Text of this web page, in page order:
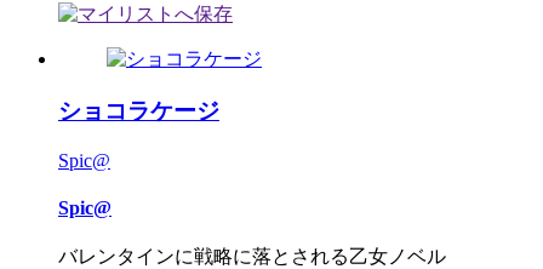
ショコラケージ
Spic@
Spic@
バレンタインに戦略に落とされる乙女ノベル